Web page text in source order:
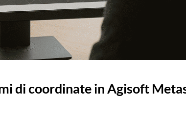
di coordinate in Agisoft